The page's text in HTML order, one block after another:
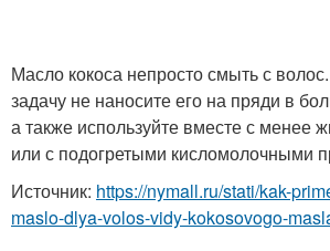
Масло кокоса непросто смыть с
задачу не наносите его на пряди в
а также используйте вместе с менее
или с подогретыми кисломолочными
Источник: https://nymall.ru/stati/kak-
maslo-dlya-volos-vidy-kokosovogo-